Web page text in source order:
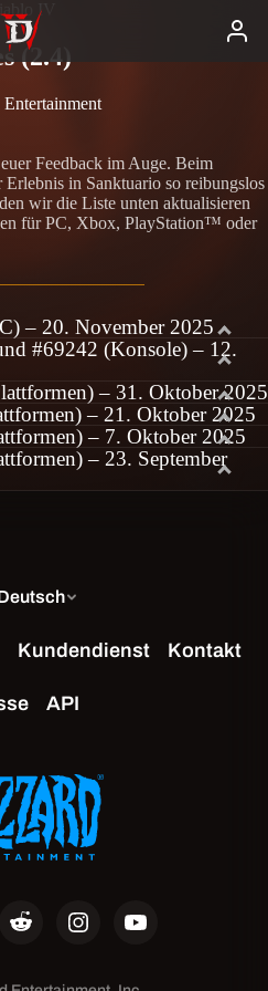
IV
(2.4)
Feedback im Auge. Beim
in Sanktuario so reibungslos
wir die Liste unten aktualisieren
für PC, Xbox, PlayStation™ oder
– 20. November 2025
#69242 (Konsole) – 12.
– 31. Oktober 2025
– 21. Oktober 2025
– 7. Oktober 2025
– 23. September